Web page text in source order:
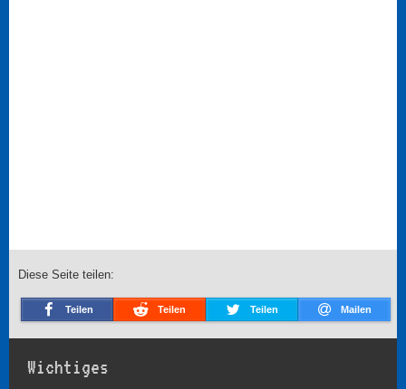
Diese Seite teilen:
Teilen Teilen Teilen Mailen
Wichtiges